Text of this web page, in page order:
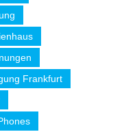
Frankfurt